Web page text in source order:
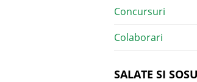
Concursuri
Colaborari
SALATE SI